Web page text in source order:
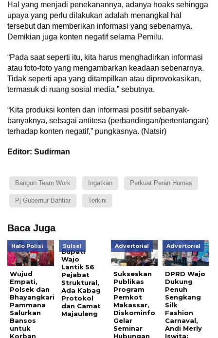
Hal yang menjadi penekanannya, adanya hoaks sehingga
upaya yang perlu dilakukan adalah menangkal hal
tersebut dan memberikan informasi yang sebenarnya.
Demikian juga konten negatif selama Pemilu.
“Pada saat seperti itu, kita harus menghadirkan informasi
atau foto-foto yang mengambarkan keadaan sebenarnya.
Tidak seperti apa yang ditampilkan atau diprovokasikan,
termasuk di ruang sosial media,” sebutnya.
“Kita produksi konten dan informasi positif sebanyak-
banyaknya, sebagai antitesa (perbandingan/pertentangan)
terhadap konten negatif,” pungkasnya. (Natsir)
Editor: Sudirman
Bangun Team Work Ingatkan Perkuat Peran Humas
Pj Gubernur Bahtiar Terkini
Baca Juga
Halo Polisi
Wujud
Empati,
Polsek dan
Bhayangkari
Pammana
Salurkan
Bansos
untuk
Korban
Sulsel
Bupati
Wajo
Lantik 56
Pejabat
Struktural,
Ada Kabag
Protokol
dan Camat
Majauleng
Advertorial
Sukseskan
Publikas
Program
Pemkot
Makassar,
Diskominfo
Gelar
Seminar
Hubungan
Advertorial
DPRD Wajo
Dukung
Penuh
Sengkang
Silk
Fashion
Carnaval,
Andi Merly
Iswita: